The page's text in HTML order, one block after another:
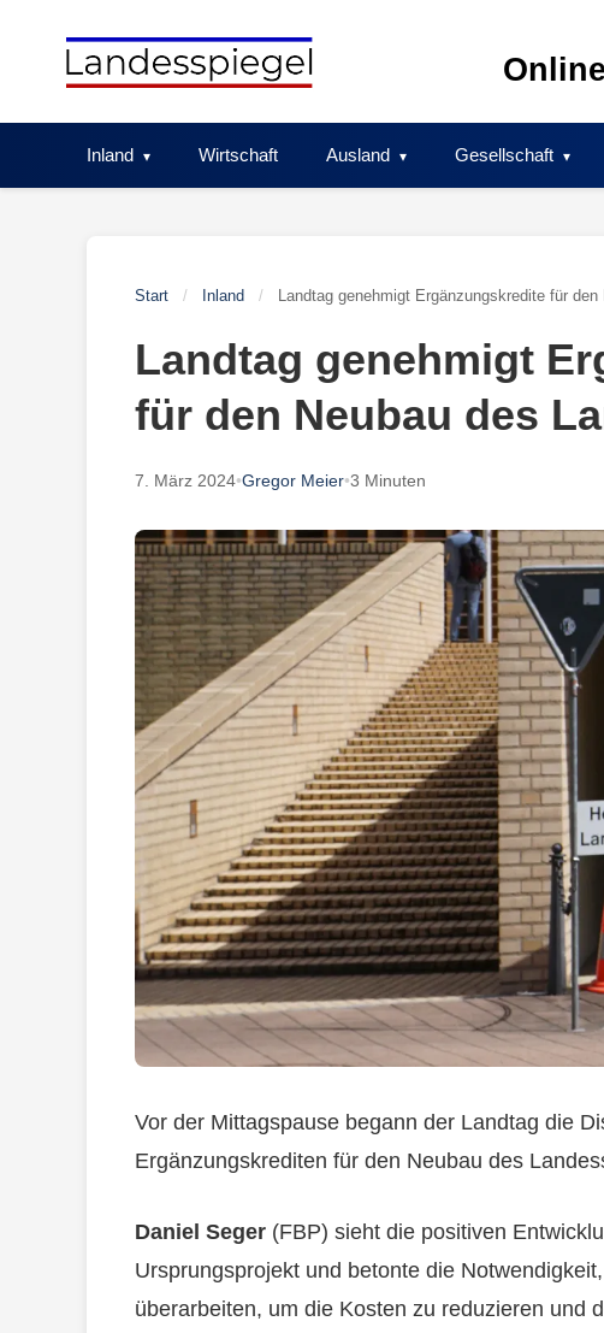
Inland Wirtschaft Ausland Gesellschaft
Start / Inland / Landtag genehmigt Ergänzungskredite für
Landtag genehmigt
für den Neubau des
7. März 2024•Gregor Meier•3 Minuten
Vor der Mittagspause begann der Landtag die
Ergänzungskrediten für den Neubau des
Daniel Seger (FBP) sieht die positiven
Ursprungsprojekt und betonte die
überarbeiten, um die Kosten zu reduzieren und